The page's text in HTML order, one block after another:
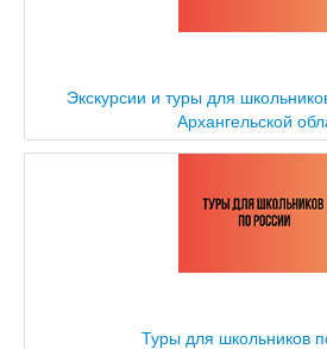
Экскурсии и туры для
Архангельской
Туры для школьников